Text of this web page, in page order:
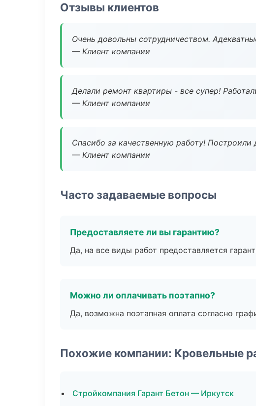
Отзывы клиентов
Очень довольны сотрудничеством.
— Клиент компании
Делали ремонт квартиры - все супер!
— Клиент компании
Спасибо за качественную работу!
— Клиент компании
Часто задаваемые вопросы
Предоставляете ли вы гарантию?
Да, на все виды работ предоставляется
Можно ли оплачивать поэтапно?
Да, возможна поэтапная оплата согласно
Похожие компании: Кровельные
Стройкомпания Гарант Бетон — Иркутск